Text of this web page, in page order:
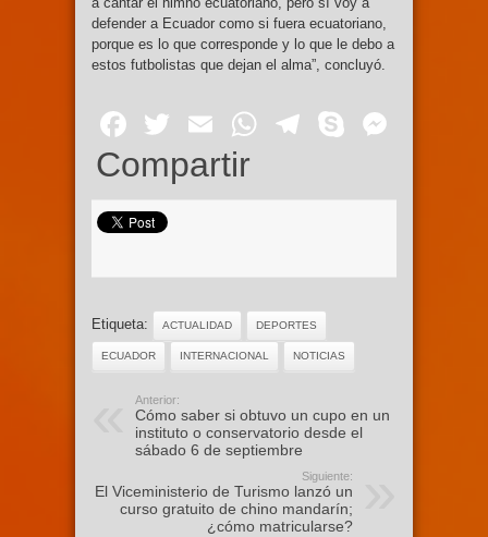
defender a Ecuador como si fuera ecuatoriano,
porque es lo que corresponde y lo que le debo a
estos futbolistas que dejan el alma”, concluyó.
Facebook
Twitter
EmailWhatsApp
Telegram
Skype
Compartir
Etiqueta: ACTUALIDAD DEPORTES
ECUADOR INTERNACIONAL NOTICIAS
Anterior:
Cómo saber si obtuvo un cupo en un
instituto o conservatorio desde el
sábado 6 de septiembre
Siguiente:
El Viceministerio de Turismo lanzó un
curso gratuito de chino mandarín;
¿cómo matricularse?